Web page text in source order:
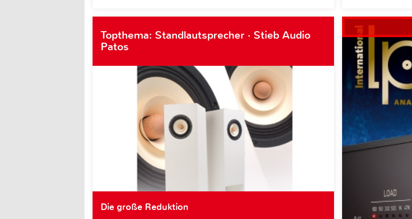
Topthema: Standlautsprecher · Stieb Audio
Patos
Die große Reduktion